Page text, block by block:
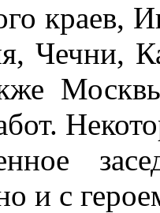
краев,
Чечни,
и с